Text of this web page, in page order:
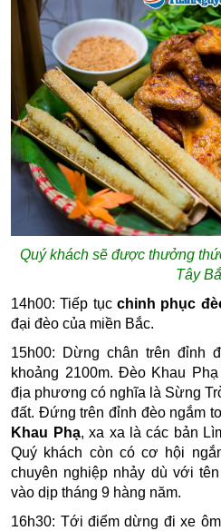
Quý khách sẽ được thưởng
Tây
14h00: Tiếp tụcchinh phục
đại đèo của miền Bắc.
15h00: Dừng chân trên đỉnh
khoảng 2100m. Đèo Khau
địa phương có nghĩa là Sừng
đất. Đứng trên đỉnh đèo ngắm
Khau Phạ, xa xa là các bản
Quý khách còn có cơ hội
chuyên nghiệp nhảy dù với
vào dịp tháng 9 hàng năm.
16h30: Tới điểm dừng đi xe